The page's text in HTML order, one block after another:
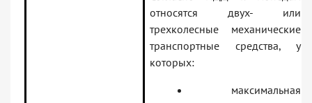
относятся двух- или
трехколесные механические
транспортные средства, у
которых:
максимальная